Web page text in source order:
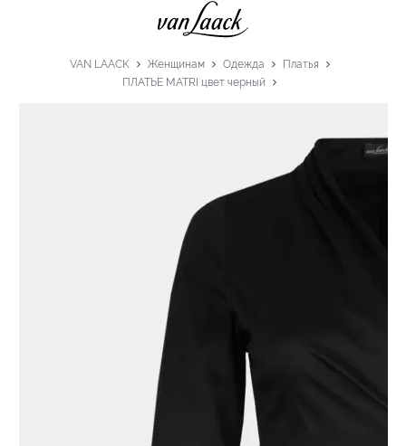
VAN LAACK Женщинам Одежда
Платья
ПЛАТЬЕ MATRI цвет черный